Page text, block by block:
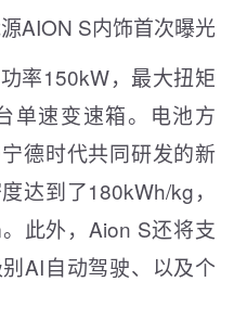
率150kW，最大扭矩
单速变速箱。电池方
德时代共同研发的新
达到了180kWh/kg，
此外，Aion S还将支
AI自动驾驶、以及个